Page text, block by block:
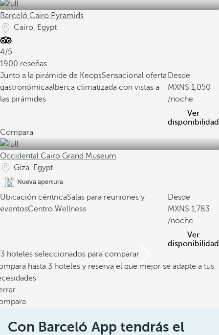
Barceló Cairo Pyramids
Cairo, Egypt
4/5
1900 reseñas
Junto a la pirámide de KeopsSensacional oferta
gastronómicaalberca climatizada con vistas a
las pirámides
Desde
1,050
/noche
Ver
disponibilidad
Compara
Occidental Cairo Grand Museum
Giza, Egypt
Nueva apertura
Ubicación céntricaSalas para reuniones y
eventosCentro Wellness
Desde
1,783
/noche
Ver
disponibilidad
hoteles seleccionados para comparar
hasta 3 hoteles y reserva el que mejor se adapte a tus
Con Barceló App tendrás el